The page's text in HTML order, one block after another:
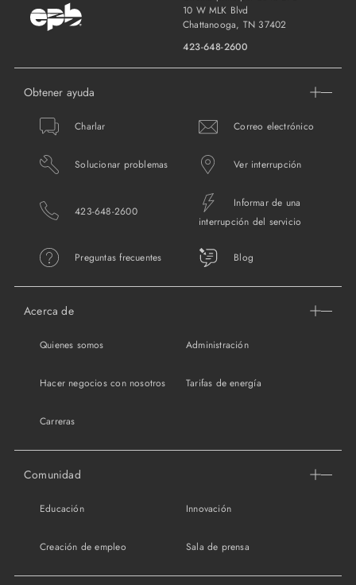
10 W MLK Blvd
Chattanooga, TN 37402
423-648-2600
Acerca de
Quienes somos Administración
Hacer negocios con nosotros Tarifas de energía
Carreras
Comunidad
Educación Innovación
Creación de empleo Sala de prensa
Obtener ayuda
Charlar Correo electrónico
Solucionar problemas Ver interrupción
423-648-2600
Informar de una
interrupción del servicio
Preguntas frecuentes Blog